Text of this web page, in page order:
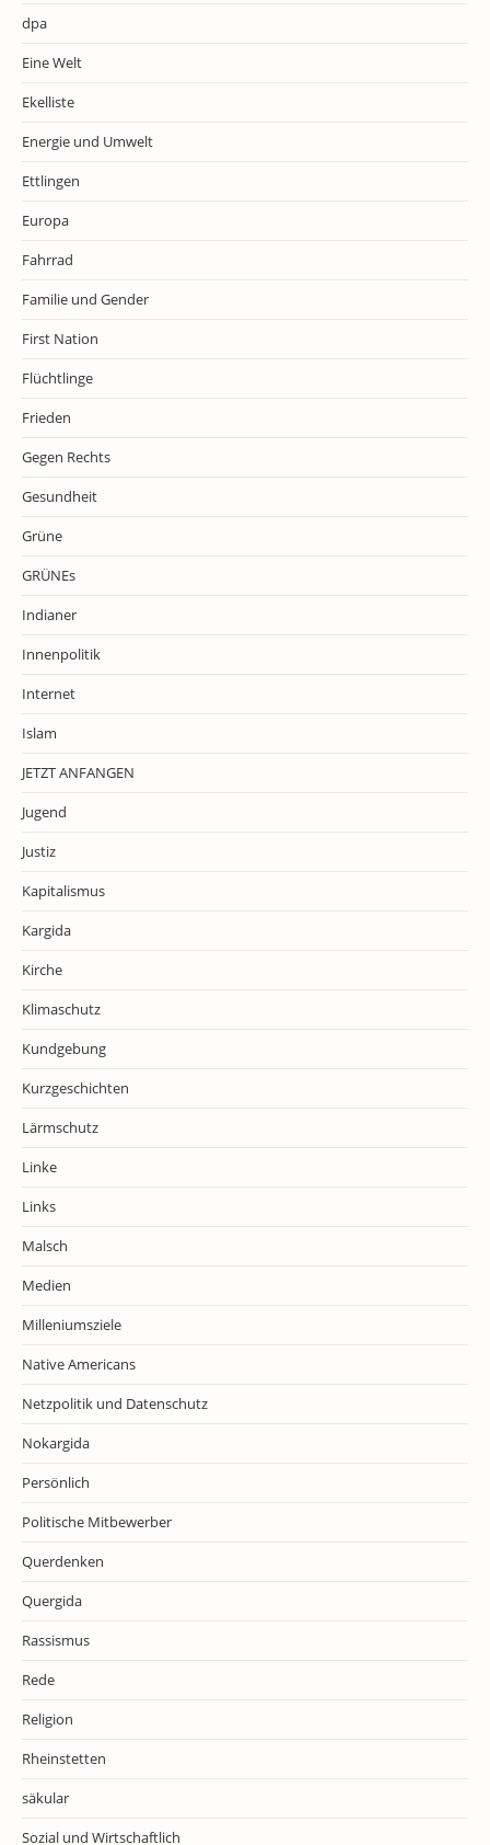
dpa
Eine Welt
Ekelliste
Energie und Umwelt
Ettlingen
Europa
Fahrrad
Familie und Gender
First Nation
Flüchtlinge
Frieden
Gegen Rechts
Gesundheit
Grüne
GRÜNEs
Indianer
Innenpolitik
Internet
Islam
JETZT ANFANGEN
Jugend
Justiz
Kapitalismus
Kargida
Kirche
Klimaschutz
Kundgebung
Kurzgeschichten
Lärmschutz
Linke
Links
Malsch
Medien
Milleniumsziele
Native Americans
Netzpolitik und Datenschutz
Nokargida
Persönlich
Politische Mitbewerber
Querdenken
Quergida
Rassismus
Rede
Religion
Rheinstetten
säkular
Sozial und Wirtschaftlich